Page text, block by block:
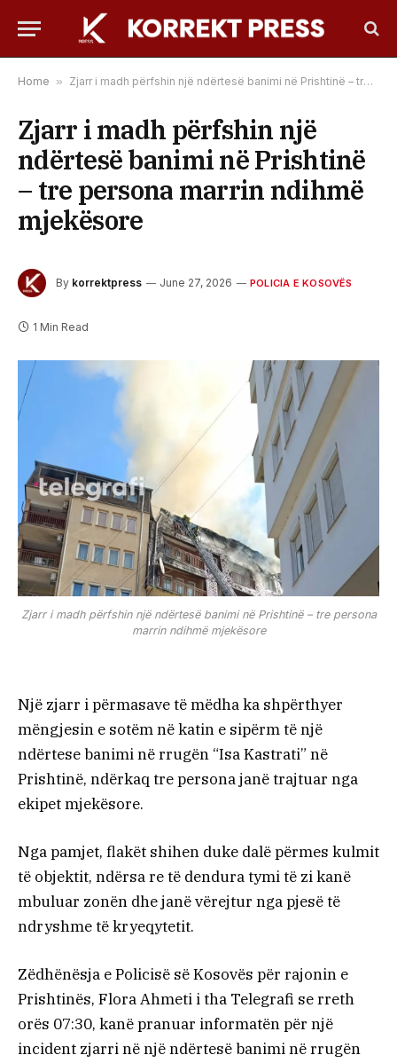
Home » Zjarr i madh përfshin një ndërtesë banimi në Prishtinë – tre persona marrin ndihmë mjekësore
Zjarr i madh përfshin një
ndërtesë banimi në Prishtinë
– tre persona marrin ndihmë
mjekësore
By korrektpress June 27, 2026 POLICIA E KOSOVËS
1 Min Read
Zjarr i madh përfshin një ndërtesë banimi në Prishtinë – tre persona
marrin ndihmë mjekësore
Një zjarr i përmasave të mëdha ka shpërthyer
mëngjesin e sotëm në katin e sipërm të një
ndërtese banimi në rrugën “Isa Kastrati” në
Prishtinë, ndërkaq tre persona janë trajtuar nga
ekipet mjekësore.
Nga pamjet, flakët shihen duke dalë përmes kulmit
të objektit, ndërsa re të dendura tymi të zi kanë
mbuluar zonën dhe janë vërejtur nga pjesë të
ndryshme të kryeqytetit.
Zëdhënësja e Policisë së Kosovës për rajonin e
Prishtinës, Flora Ahmeti i tha Telegrafi se rreth
orës 07:30, kanë pranuar informatën për një
incident zjarri në një ndërtesë banimi në rrugën